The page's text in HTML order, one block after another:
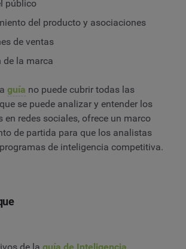
público
del producto y asociaciones
de ventas
de la marca
guía no puede cubrir todas las
se puede analizar y entender los
en redes sociales, ofrece un marco
de partida para que los analistas
de inteligencia competitiva.
de la guía de Inteligencia